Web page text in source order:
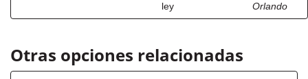
ley
Orlando
Otras opciones relacionadas